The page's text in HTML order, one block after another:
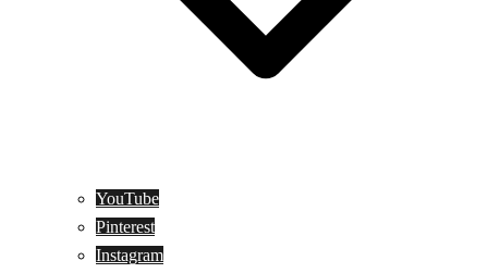
YouTube
Pinterest
Instagram